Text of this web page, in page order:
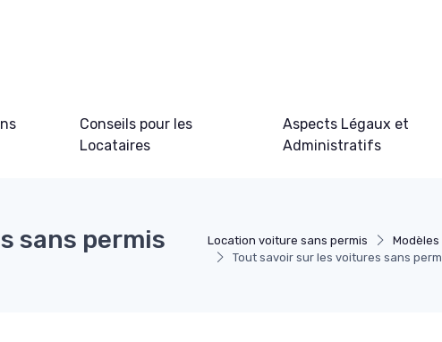
Conseils pour les
Locataires
Aspects Légaux et
Administratifs
Location voiture sans permis
Tout savoir sur les voitures sans
sans permis